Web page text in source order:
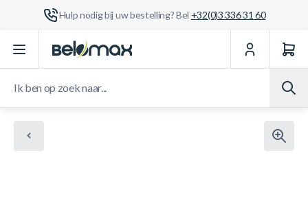
Hulp nodig bij uw bestelling? Bel +32(0)3 336 31 60
Ga naar de inhoud